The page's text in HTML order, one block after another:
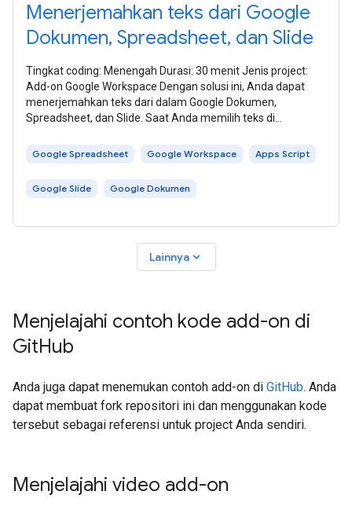
Menerjemahkan teks dari Google
Dokumen, Spreadsheet, dan Slide
Tingkat coding: Menengah Durasi: 30 menit Jenis project:
Add-on Google Workspace Dengan solusi ini, Anda dapat
menerjemahkan teks dari dalam Google Dokumen,
Spreadsheet, dan Slide. Saat Anda memilih teks di
Google Spreadsheet Google Workspace Apps Script
Google Slide Google Dokumen
Lainnyaexpand_more
Menjelajahi contoh kode add-on di
GitHub
Anda juga dapat menemukan contoh add-on di GitHub. Anda
dapat membuat fork repositori ini dan menggunakan kode
tersebut sebagai referensi untuk project Anda sendiri.
Menjelajahi video add-on